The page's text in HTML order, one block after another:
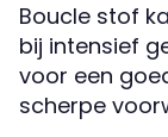
Boucle stof
bij intensief
voor een
scherpe